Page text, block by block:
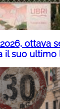
ottava
il suo ultimo